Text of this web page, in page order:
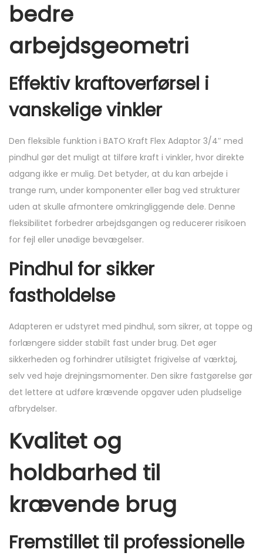
bedre
arbejdsgeometri
Effektiv kraftoverførsel i
vanskelige vinkler
Den fleksible funktion i BATO Kraft Flex Adaptor 3/4″ med
pindhul gør det muligt at tilføre kraft i vinkler, hvor direkte
adgang ikke er mulig. Det betyder, at du kan arbejde i
trange rum, under komponenter eller bag ved strukturer
uden at skulle afmontere omkringliggende dele. Denne
fleksibilitet forbedrer arbejdsgangen og reducerer risikoen
for fejl eller unødige bevægelser.
Pindhul for sikker
fastholdelse
Adapteren er udstyret med pindhul, som sikrer, at toppe og
forlængere sidder stabilt fast under brug. Det øger
sikkerheden og forhindrer utilsigtet frigivelse af værktøj,
selv ved høje drejningsmomenter. Den sikre fastgørelse gør
det lettere at udføre krævende opgaver uden pludselige
afbrydelser.
Kvalitet og
holdbarhed til
krævende brug
Fremstillet til professionelle